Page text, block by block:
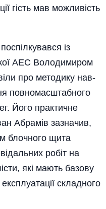
гість мав можливість
із
АЕС Володимиром
про методику нав­
повномасштабного
Його практичне
Абрамів зазначив,
блочного щита
робіт на
які мають базову
складного